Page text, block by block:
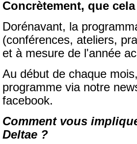
Concrètement, que
Dorénavant, la
(conférences, ateliers,
et à mesure de l'année
Au début de chaque
programme via notre
facebook.
Comment vous
Deltae ?